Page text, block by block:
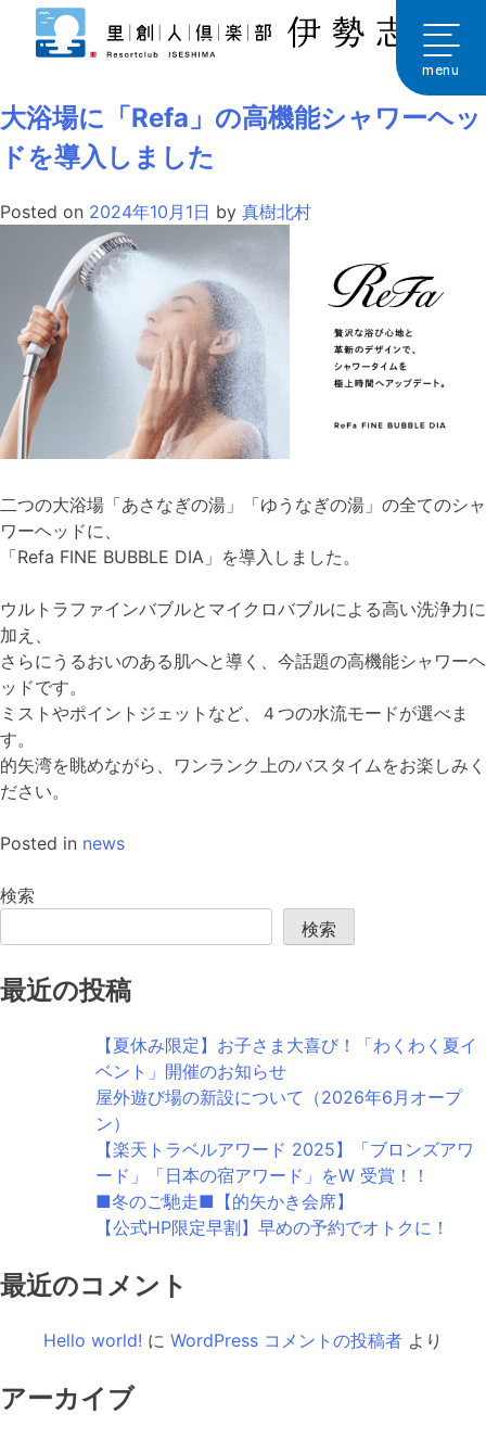
content
menu
月:2024年10月
大浴場に「Refa」の高機能シャワーヘッ
ドを導入しました
Posted on 2024年10月1日 by 真樹北村
二つの大浴場「あさなぎの湯」「ゆうなぎの湯」の全てのシャ
ワーヘッドに、
「Refa FINE BUBBLE DIA」を導入しました。
ウルトラファインバブルとマイクロバブルによる高い洗浄力に
加え、
さらにうるおいのある肌へと導く、今話題の高機能シャワーヘ
ッドです。
ミストやポイントジェットなど、４つの水流モードが選べま
す。
的矢湾を眺めながら、ワンランク上のバスタイムをお楽しみく
ださい。
Posted in news
検索
検索
最近の投稿
【夏休み限定】お子さま大喜び！「わくわく夏イ
ベント」開催のお知らせ
屋外遊び場の新設について（2026年6月オープ
ン）
【楽天トラベルアワード 2025】「ブロンズアワ
ード」「日本の宿アワード」をW 受賞！！
■冬のご馳走■【的矢かき会席】
【公式HP限定早割】早めの予約でオトクに！
最近のコメント
Hello world! に WordPress コメントの投稿者 より
アーカイブ